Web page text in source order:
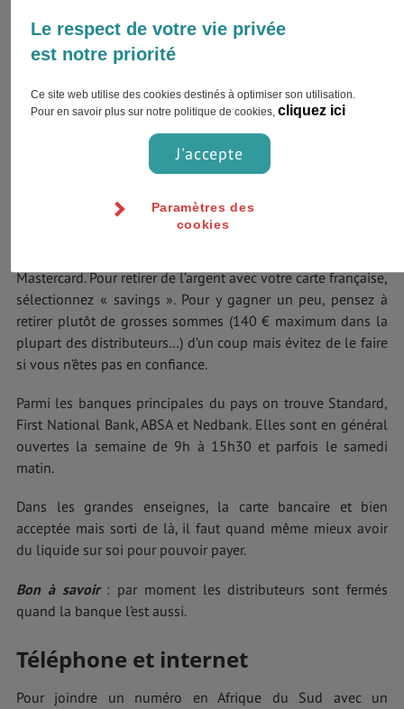
Modes de paiement
Vous n’aurez pas de mal à changer vos euros. Comparez
juste le taux des commissions et évitez de changer votre
argent dans les hôtels.
Les distributeurs sont nombreux dans les grandes villes
mais mieux vaut prévoir le coup dans les plus petites. Les
Mastercard. Pour retirer de l’argent avec votre carte française,
sélectionnez « savings ». Pour y gagner un peu, pensez à
retirer plutôt de grosses sommes (140 € maximum dans la
plupart des distributeurs…) d’un coup mais évitez de le faire
si vous n’êtes pas en confiance.
Parmi les banques principales du pays on trouve Standard,
First National Bank, ABSA et Nedbank. Elles sont en général
ouvertes la semaine de 9h à 15h30 et parfois le samedi
matin.
Dans les grandes enseignes, la carte bancaire et bien
acceptée mais sorti de là, il faut quand même mieux avoir
du liquide sur soi pour pouvoir payer.
Bon à savoir: par moment les distributeurs sont fermés
quand la banque l’est aussi.
Téléphone et internet
Pour joindre un numéro en Afrique du Sud avec un
Le respect de votre vie privée
est notre priorité
Ce site web utilise des cookies destinés à optimiser son utilisation.
Pour en savoir plus sur notre politique de cookies, cliquez ici
J'accepte
Paramètres des
cookies